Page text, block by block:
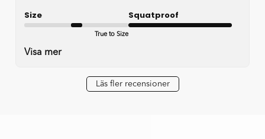
Size
True to Size
Squatproof
Visa mer
Läs fler recensioner